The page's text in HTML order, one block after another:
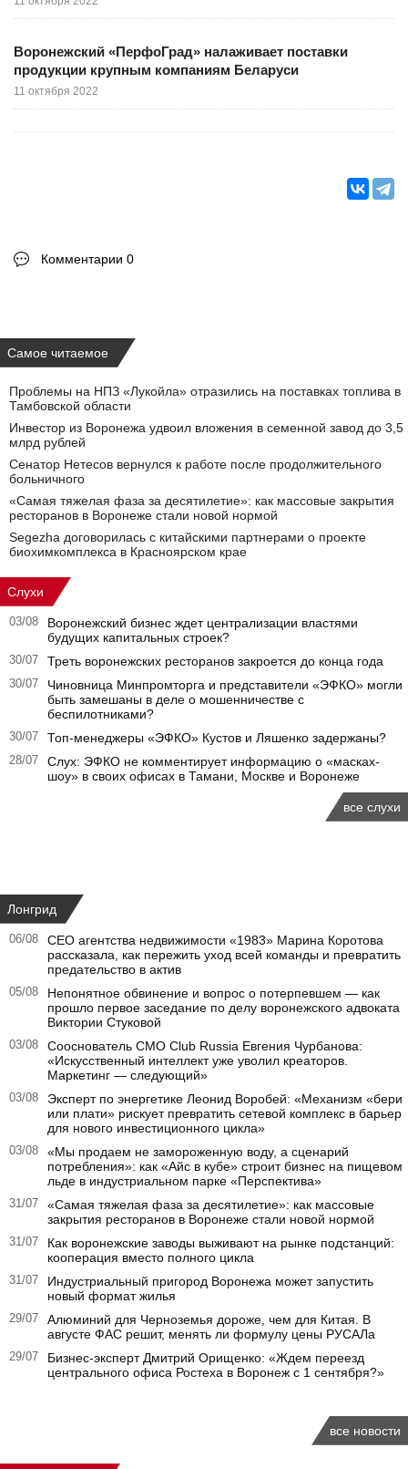
Воронежский «ПерфоГрад» налаживает поставки
продукции крупным компаниям Беларуси
11 октября 2022
Комментарии 0
Самое читаемое
Проблемы на НПЗ «Лукойла» отразились на поставках топлива в
Тамбовской области
Инвестор из Воронежа удвоил вложения в семенной завод до 3,5
млрд рублей
Сенатор Нетесов вернулся к работе после продолжительного
больничного
«Самая тяжелая фаза за десятилетие»: как массовые закрытия
ресторанов в Воронеже стали новой нормой
Segezha договорилась с китайскими партнерами о проекте
биохимкомплекса в Красноярском крае
Слухи
03/08
Воронежский бизнес ждет централизации властями
будущих капитальных строек?
30/07 Треть воронежских ресторанов закроется до конца года
30/07
Чиновница Минпромторга и представители «ЭФКО» могли
быть замешаны в деле о мошенничестве с
беспилотниками?
30/07 Топ-менеджеры «ЭФКО» Кустов и Ляшенко задержаны?
28/07
Слух: ЭФКО не комментирует информацию о «масках-
шоу» в своих офисах в Тамани, Москве и Воронеже
все слухи
Лонгрид
06/08
CEO агентства недвижимости «1983» Марина Коротова
рассказала, как пережить уход всей команды и превратить
предательство в актив
05/08
Непонятное обвинение и вопрос о потерпевшем — как
прошло первое заседание по делу воронежского адвоката
Виктории Стуковой
03/08
Сооснователь CMO Club Russia Евгения Чурбанова:
«Искусственный интеллект уже уволил креаторов.
Маркетинг — следующий»
03/08
Эксперт по энергетике Леонид Воробей: «Механизм «бери
или плати» рискует превратить сетевой комплекс в барьер
для нового инвестиционного цикла»
03/08
«Мы продаем не замороженную воду, а сценарий
потребления»: как «Айс в кубе» строит бизнес на пищевом
льде в индустриальном парке «Перспектива»
31/07
«Самая тяжелая фаза за десятилетие»: как массовые
закрытия ресторанов в Воронеже стали новой нормой
31/07
Как воронежские заводы выживают на рынке подстанций:
кооперация вместо полного цикла
31/07
Индустриальный пригород Воронежа может запустить
новый формат жилья
29/07
Алюминий для Черноземья дороже, чем для Китая. В
августе ФАС решит, менять ли формулу цены РУСАЛа
29/07
Бизнес-эксперт Дмитрий Орищенко: «Ждем переезд
центрального офиса Ростеха в Воронеж с 1 сентября?»
все новости